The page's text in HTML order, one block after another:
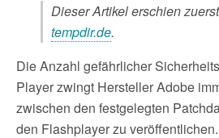
Dieser Artikel erschien zuerst
tempdir.de.
Die Anzahl gefährlicher
Player zwingt Hersteller Adobe
zwischen den festgelegten
den Flashplayer zu